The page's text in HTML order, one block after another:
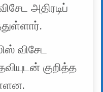
அதிரடிப்
விசேட
குறித்த